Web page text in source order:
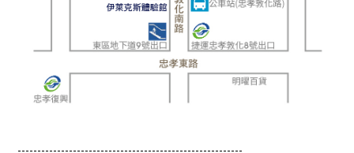
---------------------------------------------------------